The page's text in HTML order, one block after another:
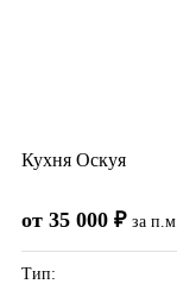
Кухня Оскуя
от 35 000 ₽ за п.м.
Тип: